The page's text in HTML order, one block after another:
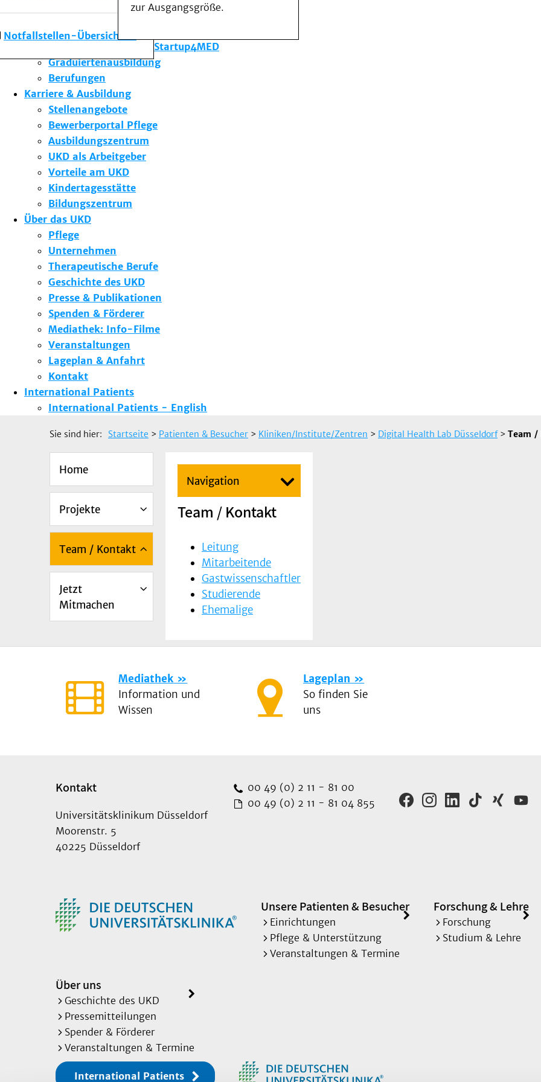
Notfallstellen-Übersicht
zur Ausgangsgröße.
Forschung am UKD
Studium & Lehre
Gründungsförderung Startup4MED
Graduiertenausbildung
Berufungen
Karriere & Ausbildung
Stellenangebote
Bewerberportal Pflege
Ausbildungszentrum
UKD als Arbeitgeber
Vorteile am UKD
Kindertagesstätte
Bildungszentrum
Über das UKD
Pflege
Unternehmen
Therapeutische Berufe
Geschichte des UKD
Presse & Publikationen
Spenden & Förderer
Mediathek: Info-Filme
Veranstaltungen
Lageplan & Anfahrt
Kontakt
International Patients
International Patients - English
Sie sind hier: Startseite > Patienten & Besucher > Kliniken/Institute/Zentren > Digital Health Lab Düsseldorf> Team /
Home
Projekte
Team / Kontakt
Jetzt
Mitmachen
Navigation
Team / Kontakt
Leitung
Mitarbeitende
Gastwissenschaftler
Studierende
Ehemalige
Mediathek
Information und
Wissen
Lageplan
So finden Sie
uns
Kontakt
Universitätsklinikum Düsseldorf
Moorenstr. 5
40225 Düsseldorf
00 49 (0) 2 11 - 81 00
00 49 (0) 2 11 - 81 04 855
Unsere Patienten & Besucher
Einrichtungen
Pflege & Unterstützung
Veranstaltungen & Termine
Forschung & Lehre
Forschung
Studium & Lehre
Über uns
Geschichte des UKD
Pressemitteilungen
Spender & Förderer
Veranstaltungen & Termine
International Patients